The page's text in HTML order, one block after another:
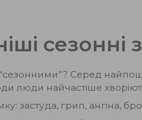
сезонні
Серед
люди найчастіше
застуда, грип, ангіна,